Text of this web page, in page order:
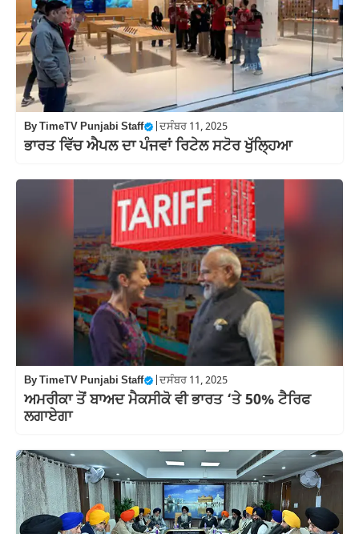
ByTimeTV Punjabi Staff ਦਸੰਬਰ 11, 2025
ਭਾਰਤ ਵਿੱਚ ਐਪਲ ਦਾ ਪੰਜਵਾਂ ਰਿਟੇਲ ਸਟੋਰ ਖੁੱਲ੍ਹਿਆ
ByTimeTV Punjabi Staff ਦਸੰਬਰ 11, 2025
ਅਮਰੀਕਾ ਤੋਂ ਬਾਅਦ ਮੈਕਸੀਕੋ ਵੀ ਭਾਰਤ ‘ਤੇ 50% ਟੈਰਿਫ
ਲਗਾਏਗਾ